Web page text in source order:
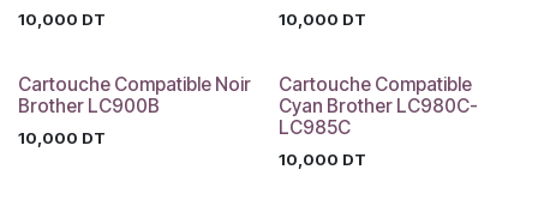
10,000 DT 10,000 DT
Cartouche Compatible Noir
Brother LC900B
10,000 DT
Cartouche Compatible
Cyan Brother LC980C-
LC985C
10,000 DT